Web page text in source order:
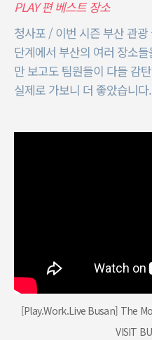
PLAY 편 베스트 장소
청사포 / 이번 시즌 부산 관
단계에서 부산의 여러 장소
만 보고도 팀원들이 다들 감
실제로 가보니 더 좋았습니다.
[Play.Work.Live Busan] The
VISIT